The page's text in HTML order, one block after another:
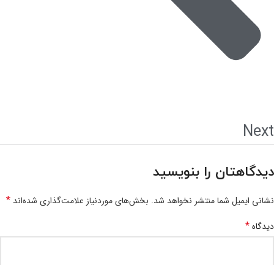
Next
دیدگاهتان را بنویسید
نشانی ایمیل شما منتشر نخواهد شد. بخش‌های موردنیاز علامت‌گذاری شده‌اند *
دیدگاه*